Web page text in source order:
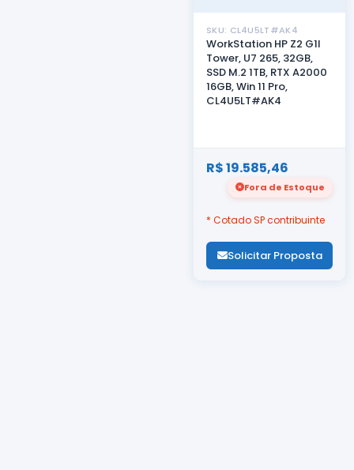
SKU: CL4U5LT#AK4
WorkStation HP Z2 G1I
Tower, U7 265, 32GB,
SSD M.2 1TB, RTX A2000
16GB, Win 11 Pro,
CL4U5LT#AK4
R$ 19.585,46
Fora de Estoque
* Cotado SP contribuinte
Solicitar Proposta